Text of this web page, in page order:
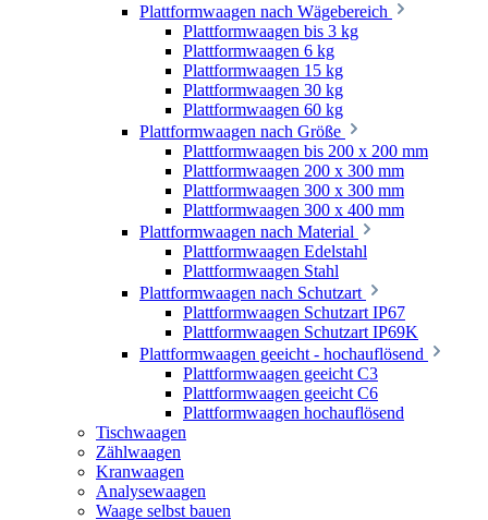
Plattformwaagen nach Wägebereich
Plattformwaagen bis 3 kg
Plattformwaagen 6 kg
Plattformwaagen 15 kg
Plattformwaagen 30 kg
Plattformwaagen 60 kg
Plattformwaagen nach Größe
Plattformwaagen bis 200 x 200 mm
Plattformwaagen 200 x 300 mm
Plattformwaagen 300 x 300 mm
Plattformwaagen 300 x 400 mm
Plattformwaagen nach Material
Plattformwaagen Edelstahl
Plattformwaagen Stahl
Plattformwaagen nach Schutzart
Plattformwaagen Schutzart IP67
Plattformwaagen Schutzart IP69K
Plattformwaagen geeicht - hochauflösend
Plattformwaagen geeicht C3
Plattformwaagen geeicht C6
Plattformwaagen hochauflösend
Tischwaagen
Zählwaagen
Kranwaagen
Analysewaagen
Waage selbst bauen